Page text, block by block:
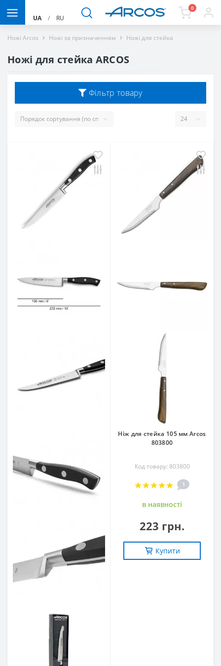
UA / RU
0
Ножі Arcos Ножі за призначенням Ножі для стейка
Ножі для стейка ARCOS
Фільтр товару
Ніж для стейка 105 мм Arcos
803800
Код товару: 803800
1
в наявностi
223 грн.
Купити